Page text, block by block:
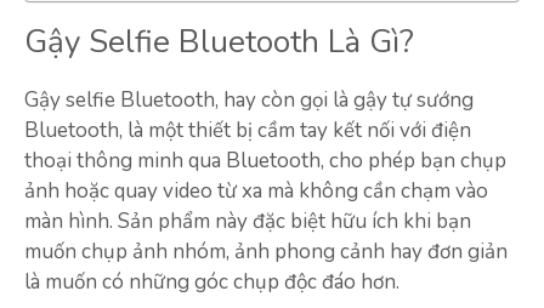
Gậy Selfie Bluetooth Là Gì?
Gậy selfie Bluetooth, hay còn gọi là gậy tự sướng
Bluetooth, là một thiết bị cầm tay kết nối với điện
thoại thông minh qua Bluetooth, cho phép bạn chụp
ảnh hoặc quay video từ xa mà không cần chạm vào
màn hình. Sản phẩm này đặc biệt hữu ích khi bạn
muốn chụp ảnh nhóm, ảnh phong cảnh hay đơn giản
là muốn có những góc chụp độc đáo hơn.